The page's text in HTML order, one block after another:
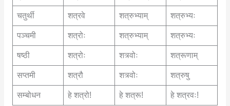
चतुर्थी शत्रवे शत्रुभ्याम् शत्रुभ्यः
पञ्चमी शत्रोः शत्रुभ्याम् शत्रुभ्यः
षष्ठी शत्रोः शत्र्वोः शत्रूणाम्
सप्तमी शत्रौ शत्र्वोः शत्रुषु
सम्बोधन हे शत्रो! हे शत्रू!
हे शत्रवः!